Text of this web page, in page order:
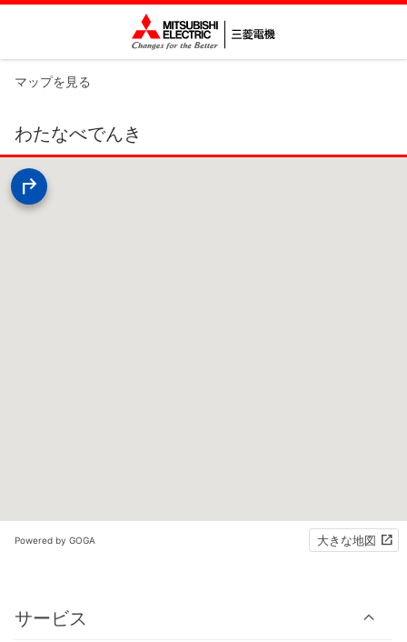
マップを見る
わたなべでんき
Powered by GOGA 大きな地図
サービス